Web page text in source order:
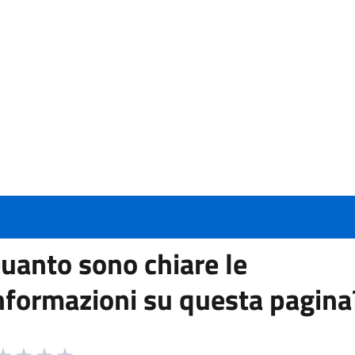
sono chiare le
su questa
da 1 a 5 stelle la pagina